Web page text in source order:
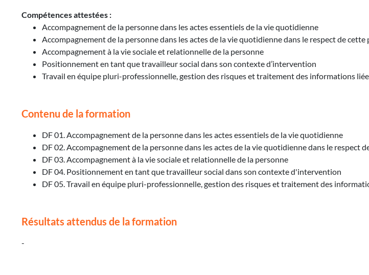
Compétences attestées :
Accompagnement de la personne dans les actes essentiels de la vie quotidienne
Accompagnement de la personne dans les actes de la vie quotidienne dans le respect de cette
Accompagnement à la vie sociale et relationnelle de la personne
Positionnement en tant que travailleur social dans son contexte d’intervention
Travail en équipe pluri-professionnelle, gestion des risques et traitement des informations
Contenu de la formation
DF 01. Accompagnement de la personne dans les actes essentiels de la vie quotidienne
DF 02. Accompagnement de la personne dans les actes de la vie quotidienne dans le respect
DF 03. Accompagnement à la vie sociale et relationnelle de la personne
DF 04. Positionnement en tant que travailleur social dans son contexte d'intervention
DF 05. Travail en équipe pluri-professionnelle, gestion des risques et traitement des
Résultats attendus de la formation
-